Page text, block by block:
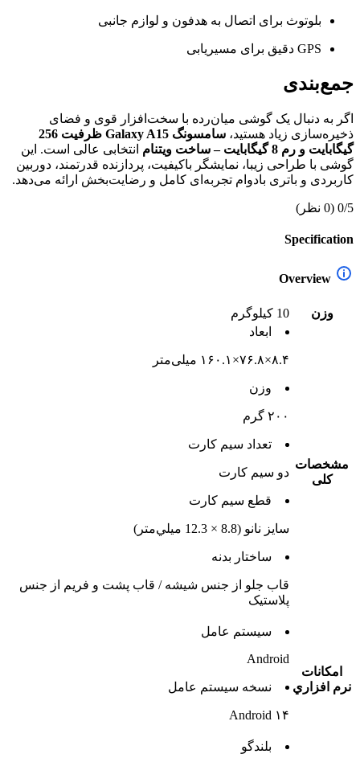
بلوتوث برای اتصال به هدفون و لوازم جانبی
GPS دقیق برای مسیریابی
جمع‌بندی
اگر به دنبال یک گوشی میان‌رده با سخت‌افزار قوی و فضای
ذخیره‌سازی زیاد هستید،
سامسونگ Galaxy A15 ظرفیت 256
گیگابایت و رم 8 گیگابایت – ساخت ویتنام
انتخابی عالی است. این
گوشی با طراحی زیبا، نمایشگر باکیفیت، پردازنده قدرتمند، دوربین
کاربردی و باتری بادوام تجربه‌ای کامل و رضایت‌بخش ارائه می‌دهد.
0/5 (0 نظر)
Specification
Overview
وزن 10 کیلوگرم
مشخصات
کلی
ابعاد
۸.۴×۷۶.۸×۱۶۰.۱ میلی‌متر
وزن
۲۰۰ گرم
تعداد سيم کارت
دو سيم کارت
قطع سيم کارت
سايز نانو (8.8 × 12.3 ميلي‌متر)
ساختار بدنه
قاب جلو از جنس شیشه / قاب پشت و فریم از جنس
پلاستیک
امکانات
نرم افزاري
سيستم عامل
Android
نسخه سيستم عامل
Android ۱۴
بلندگو